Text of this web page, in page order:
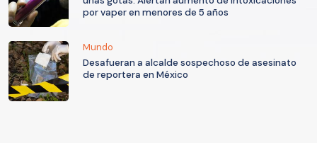
por vaper en menores de 5 años
Mundo
Desafueran a alcalde sospechoso de asesinato
de reportera en México